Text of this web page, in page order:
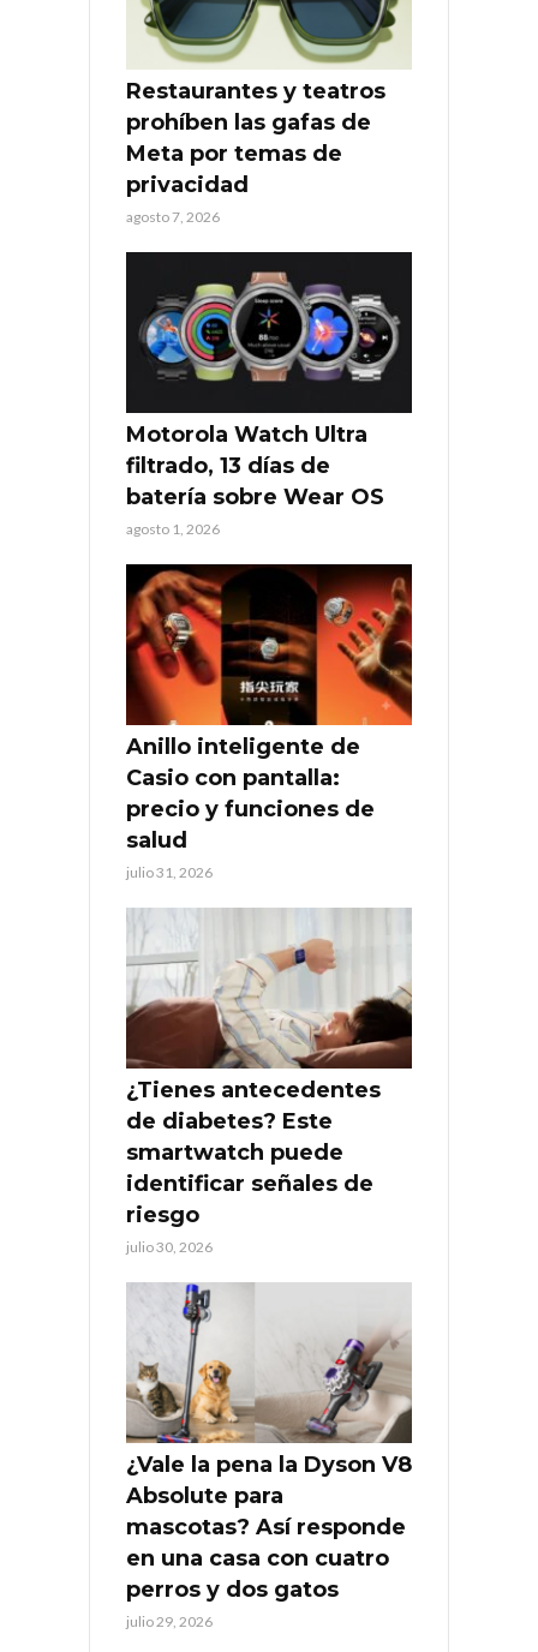
Restaurantes y teatros
prohíben las gafas de
Meta por temas de
privacidad
agosto 7, 2026
Motorola Watch Ultra
filtrado, 13 días de
batería sobre Wear OS
agosto 1, 2026
Anillo inteligente de
Casio con pantalla:
precio y funciones de
salud
julio 31, 2026
¿Tienes antecedentes
de diabetes? Este
smartwatch puede
identificar señales de
riesgo
julio 30, 2026
¿Vale la pena la Dyson V8
Absolute para
mascotas? Así responde
en una casa con cuatro
perros y dos gatos
julio 29, 2026